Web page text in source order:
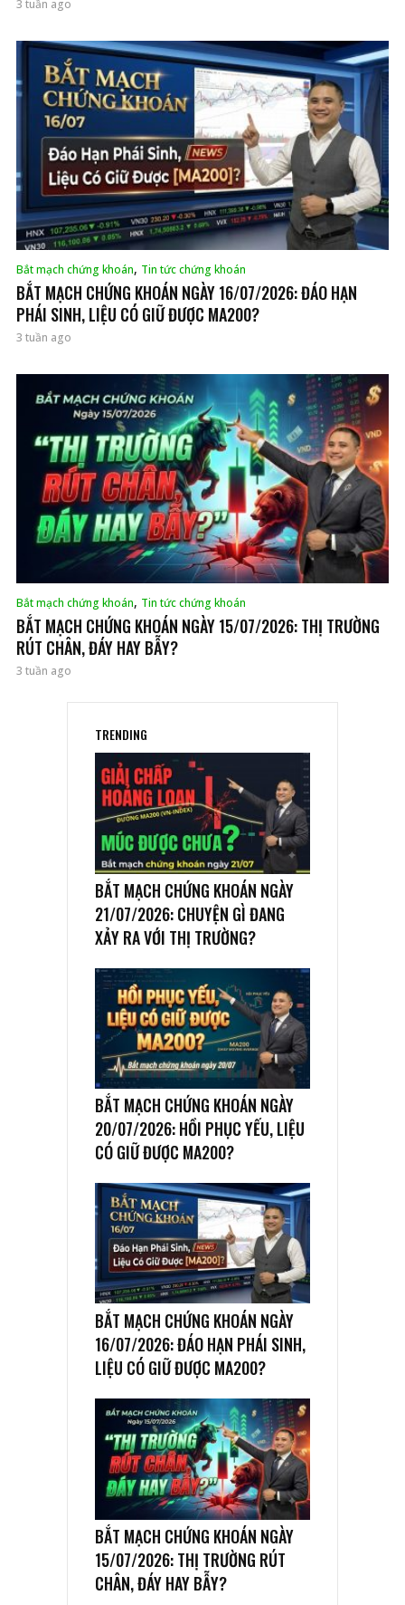
3 tuần ago
Bắt mạch chứng khoán, Tin tức chứng khoán
BẮT MẠCH CHỨNG KHOÁN NGÀY 16/07/2026: ĐÁO HẠN
PHÁI SINH, LIỆU CÓ GIỮ ĐƯỢC MA200?
3 tuần ago
Bắt mạch chứng khoán, Tin tức chứng khoán
BẮT MẠCH CHỨNG KHOÁN NGÀY 15/07/2026: THỊ TRƯỜNG
RÚT CHÂN, ĐÁY HAY BẪY?
3 tuần ago
TRENDING
BẮT MẠCH CHỨNG KHOÁN NGÀY
21/07/2026: CHUYỆN GÌ ĐANG
XẢY RA VỚI THỊ TRƯỜNG?
BẮT MẠCH CHỨNG KHOÁN NGÀY
20/07/2026: HỒI PHỤC YẾU, LIỆU
CÓ GIỮ ĐƯỢC MA200?
BẮT MẠCH CHỨNG KHOÁN NGÀY
16/07/2026: ĐÁO HẠN PHÁI SINH,
LIỆU CÓ GIỮ ĐƯỢC MA200?
BẮT MẠCH CHỨNG KHOÁN NGÀY
15/07/2026: THỊ TRƯỜNG RÚT
CHÂN, ĐÁY HAY BẪY?